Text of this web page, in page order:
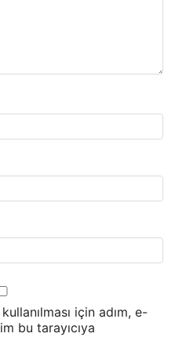
için adım, e-
bu tarayıcıya